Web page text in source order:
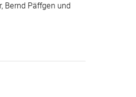
Bernd Päffgen und